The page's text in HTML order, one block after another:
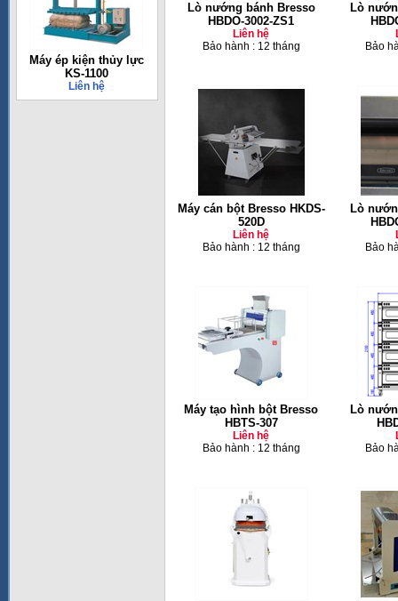
Máy ép kiện thủy lực
KS-1100
Liên hệ
Lò nướng bánh Bresso
HBDO-3002-ZS1
Liên hệ
Bảo hành : 12 tháng
Lò
Bảo
Máy cán bột Bresso HKDS-
520D
Liên hệ
Bảo hành : 12 tháng
Lò
Bảo
Máy tạo hình bột Bresso
HBTS-307
Liên hệ
Bảo hành : 12 tháng
Lò
Bảo